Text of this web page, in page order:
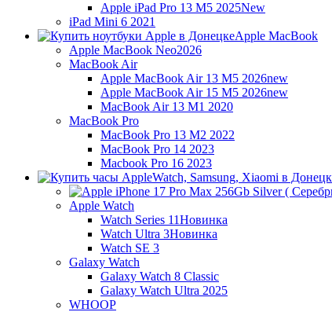
Apple iPad Pro 13 M5 2025New
iPad Mini 6 2021
Apple MacBook
Apple MacBook Neo2026
MacBook Air
Apple MacBook Air 13 M5 2026new
Apple MacBook Air 15 M5 2026new
MacBook Air 13 M1 2020
MacBook Pro
MacBook Pro 13 M2 2022
MacBook Pro 14 2023
Macbook Pro 16 2023
Apple Watch
Watch Series 11Новинка
Watch Ultra 3Новинка
Watch SE 3
Galaxy Watch
Galaxy Watch 8 Classic
Galaxy Watch Ultra 2025
WHOOP